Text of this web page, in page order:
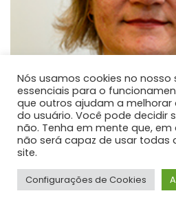
Méri Frotscher
Nós usamos cookies no nosso
essenciais para o
que outros ajudam a melhorar
do usuário. Você pode decidir
não. Tenha em mente que,
não será capaz de usar todas
site.
Configurações de Cookies